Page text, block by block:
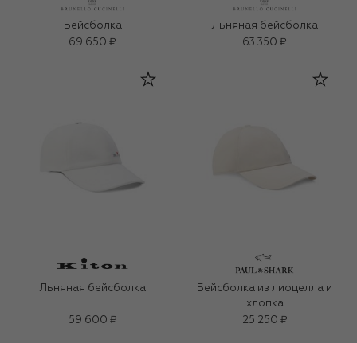
Бейсболка
69 650 ₽
Льняная бейсболка
63 350 ₽
Льняная бейсболка
59 600 ₽
Бейсболка из лиоцелла и
хлопка
25 250 ₽